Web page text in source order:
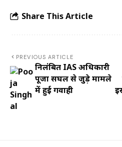
Share This Article
PREVIOUS ARTICLE
निलंबित IAS अधिकारी
पूजा सिंघल से जुड़े मामले
में हुई गवाही